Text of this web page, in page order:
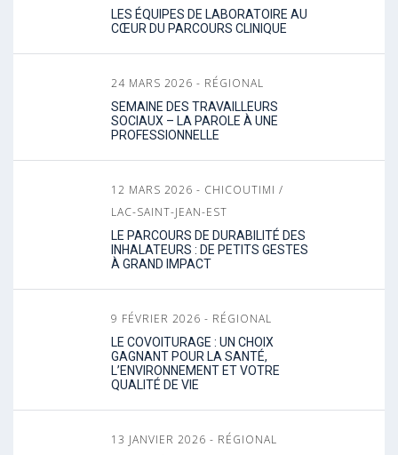
LES ÉQUIPES DE LABORATOIRE AU
CŒUR DU PARCOURS CLINIQUE
24 MARS 2026 - RÉGIONAL
SEMAINE DES TRAVAILLEURS
SOCIAUX – LA PAROLE À UNE
PROFESSIONNELLE
12 MARS 2026 - CHICOUTIMI /
LAC-SAINT-JEAN-EST
LE PARCOURS DE DURABILITÉ DES
INHALATEURS : DE PETITS GESTES
À GRAND IMPACT
9 FÉVRIER 2026 - RÉGIONAL
LE COVOITURAGE : UN CHOIX
GAGNANT POUR LA SANTÉ,
L’ENVIRONNEMENT ET VOTRE
QUALITÉ DE VIE
13 JANVIER 2026 - RÉGIONAL